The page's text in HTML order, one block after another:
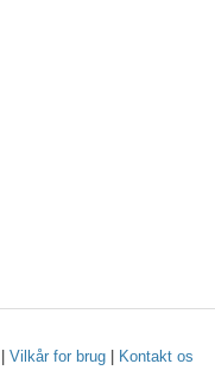
Vilkår for brug Kontakt os